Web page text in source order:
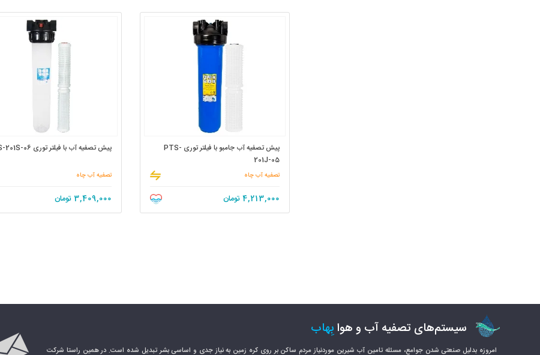
پیش تصفیه آب جامبو با فیلتر توری PTS-
201J-05
تصفیه آب چاه
4,213,000تومان
پیش تصفیه آب با فیلتر توری PTS-201S-06
تصفیه آب چاه
3,409,000 تومان
سیستم‌های تصفیه آب و هوابِهاب
امروزه بدلیل صنعتی شدن جوامع، مسئله تامین آب شیرین مورد‌نیاز مردم ساکن بر روی کره زمین به نیاز جدی و اساسی بشر تبدیل شده است. در همین راستا شرکت